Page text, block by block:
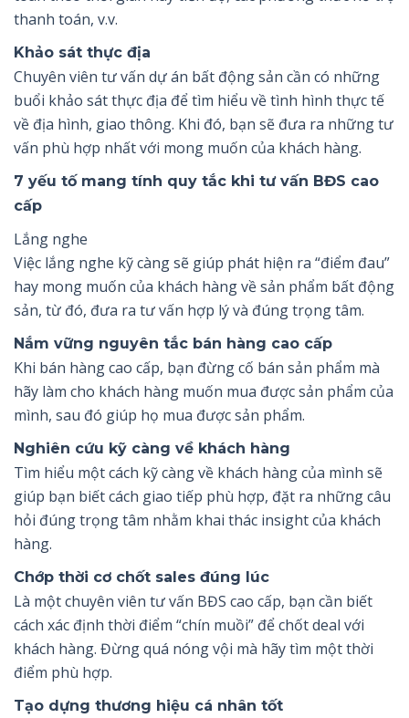
thanh toán, v.v.
Khảo sát thực địa
Chuyên viên tư vấn dự án bất động sản cần có những
buổi khảo sát thực địa để tìm hiểu về tình hình thực tế
về địa hình, giao thông. Khi đó, bạn sẽ đưa ra những tư
vấn phù hợp nhất với mong muốn của khách hàng.
7 yếu tố mang tính quy tắc khi tư vấn BĐS cao
cấp
Lắng nghe
Việc lắng nghe kỹ càng sẽ giúp phát hiện ra “điểm đau”
hay mong muốn của khách hàng về sản phẩm bất động
sản, từ đó, đưa ra tư vấn hợp lý và đúng trọng tâm.
Nắm vững nguyên tắc bán hàng cao cấp
Khi bán hàng cao cấp, bạn đừng cố bán sản phẩm mà
hãy làm cho khách hàng muốn mua được sản phẩm của
mình, sau đó giúp họ mua được sản phẩm.
Nghiên cứu kỹ càng về khách hàng
Tìm hiểu một cách kỹ càng về khách hàng của mình sẽ
giúp bạn biết cách giao tiếp phù hợp, đặt ra những câu
hỏi đúng trọng tâm nhằm khai thác insight của khách
hàng.
Chớp thời cơ chốt sales đúng lúc
Là một chuyên viên tư vấn BĐS cao cấp, bạn cần biết
cách xác định thời điểm “chín muồi” để chốt deal với
khách hàng. Đừng quá nóng vội mà hãy tìm một thời
điểm phù hợp.
Tạo dựng thương hiệu cá nhân tốt